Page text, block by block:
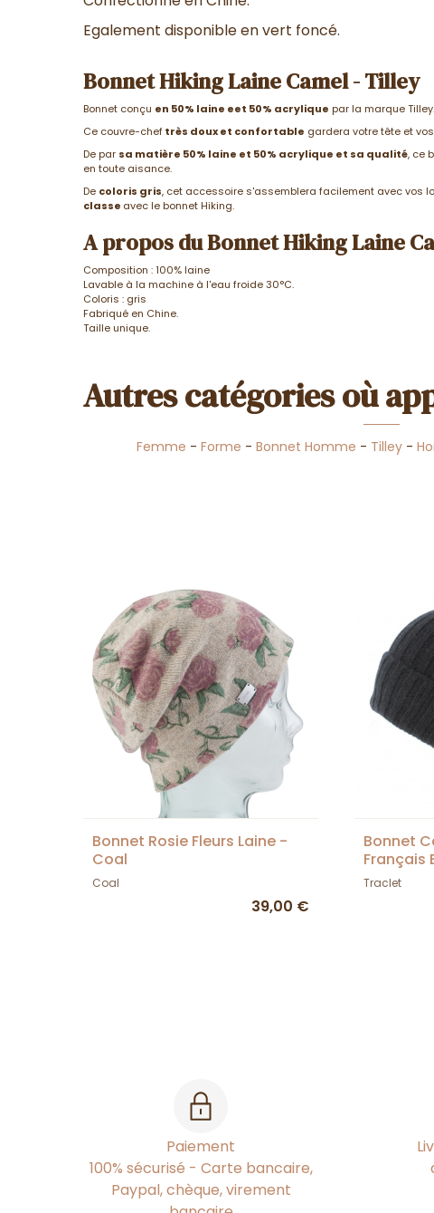
Egalement disponible en vert foncé.
Bonnet Hiking Laine Camel - Tilley
Bonnet conçu en 50% laine eet 50% acrylique par la marque Tilley.
Ce couvre-cheftrès doux et confortable gardera votre tête et
De par sa matière 50% laine et 50% acrylique et sa qualité, ce
en toute aisance.
De coloris gris, cet accessoire s'assemblera facilement avec vos
classe avec le bonnet Hiking.
A propos du Bonnet Hiking Laine
Composition : 100% laine
Lavable à la machine à l'eau froide 30°C.
Coloris : gris
Fabriqué en Chine.
Taille unique.
Autres catégories où
Femme -Forme -Bonnet Homme - Tilley -
Bonnet Rosie Fleurs Laine -
Coal
Coal
39,00 €
Bonnet
Français
Traclet
Paiement
100% sécurisé - Carte bancaire,
Paypal, chèque, virement